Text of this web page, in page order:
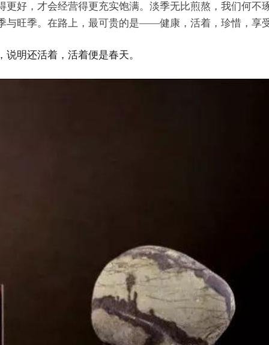
好，才会经营得更充实饱满。淡季无比煎熬，我们何不
与旺季。在路上，最可贵的是——健康，活着，珍惜，享
明还活着，活着便是春天。